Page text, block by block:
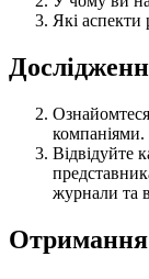
Які аспекти
компаніями.
Відвідуйте
журнали та
Отримання